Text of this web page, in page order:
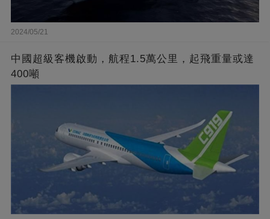
2024/05/21
中國超級客機啟動，航程1.5萬公里，起飛重量或達
400噸